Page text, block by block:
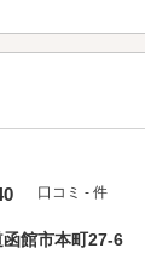
星のうち4
口コミ - 件
館市本町27-6